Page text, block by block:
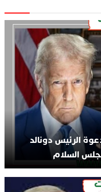
الرئيس دونالد
السلام